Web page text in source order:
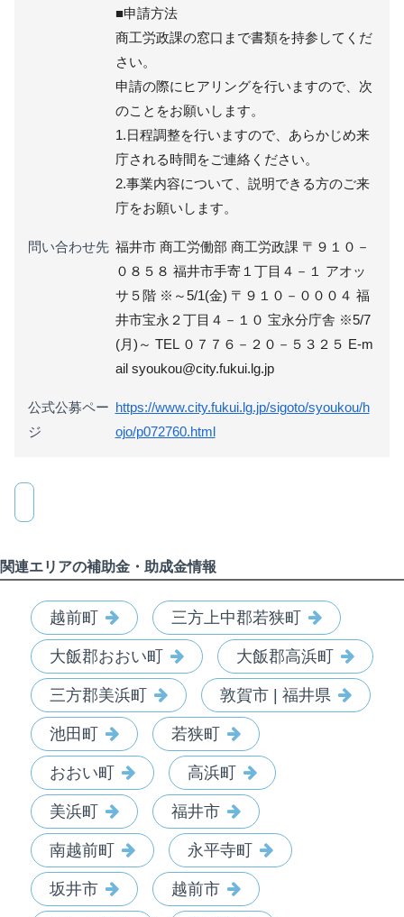
■申請方法
商工労政課の窓口まで書類を持参してくだ
さい。
申請の際にヒアリングを行いますので、次
のことをお願いします。
1.日程調整を行いますので、あらかじめ来
庁される時間をご連絡ください。
2.事業内容について、説明できる方のご来
庁をお願いします。
問い合わせ先 福井市 商工労働部 商工労政課 〒９１０－
０８５８ 福井市手寄１丁目４－１ アオッ
サ５階 ※～5/1(金) 〒９１０－０００４ 福
井市宝永２丁目４－１０ 宝永分庁舎 ※5/7
(月)～ TEL ０７７６－２０－５３２５ E-m
ail syoukou@city.fukui.lg.jp
公式公募ペー
ジ
https://www.city.fukui.lg.jp/sigoto/syoukou/h
ojo/p072760.html
関連エリアの補助金・助成金情報
越前町 三方上中郡若狭町
大飯郡おおい町 大飯郡高浜町
三方郡美浜町 敦賀市 | 福井県
池田町 若狭町
おおい町 高浜町
美浜町 福井市
南越前町 永平寺町
坂井市 越前市